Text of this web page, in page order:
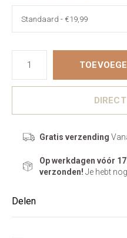
Gratis verzending
Op werkdagen vóór
verzonden! Je hebt nog
Delen